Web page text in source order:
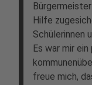
Hilfe
Schülerinnen
Es war mir
freue mich,